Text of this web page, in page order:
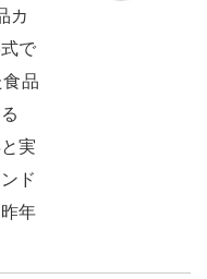
カ
で
品
実
ド
年